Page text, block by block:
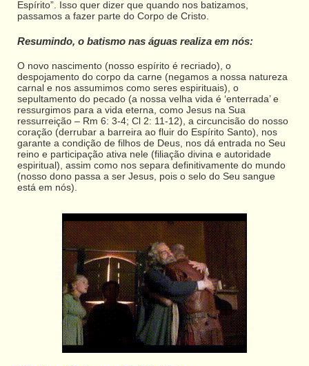
Espírito”. Isso quer dizer que quando nos batizamos,
passamos a fazer parte do Corpo de Cristo.
Resumindo, o batismo nas águas realiza em nós:
O novo nascimento (nosso espírito é recriado), o
despojamento do corpo da carne (negamos a nossa natureza
carnal e nos assumimos como seres espirituais), o
sepultamento do pecado (a nossa velha vida é ‘enterrada’ e
ressurgimos para a vida eterna, como Jesus na Sua
ressurreição – Rm 6: 3-4; Cl 2: 11-12), a circuncisão do nosso
coração (derrubar a barreira ao fluir do Espírito Santo), nos
garante a condição de filhos de Deus, nos dá entrada no Seu
reino e participação ativa nele (filiação divina e autoridade
espiritual), assim como nos separa definitivamente do mundo
(nosso dono passa a ser Jesus, pois o selo do Seu sangue
está em nós).